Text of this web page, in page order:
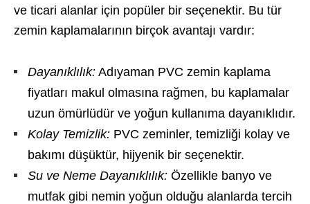
ve ticari alanlar için popüler bir seçenektir. Bu tür
zemin kaplamalarının birçok avantajı vardır:
Dayanıklılık: Adıyaman PVC zemin kaplama
fiyatları makul olmasına rağmen, bu kaplamalar
uzun ömürlüdür ve yoğun kullanıma dayanıklıdır.
Kolay Temizlik: PVC zeminler, temizliği kolay ve
bakımı düşüktür, hijyenik bir seçenektir.
Su ve Neme Dayanıklılık: Özellikle banyo ve
mutfak gibi nemin yoğun olduğu alanlarda tercih